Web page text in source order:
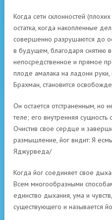
Когда сети склонностей
остатка, когда накопленные
совершенно разрушаются до
в будущем, благодаря снятию
непосредственное и прямое
плоде амалака на ладони руки,
Брахман, становится
Он остается отстраненным, но
теле; его внутренняя сущность
Очистив свое сердце и
размышление, йог видит: Я
Яджурведа/
Когда йог соединяет свое
Всем многообразными
единство дыхания, ума и
существующего и называется